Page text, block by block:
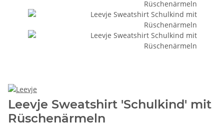
Leevje Sweatshirt 'Schulkind' mit
Rüschenärmeln